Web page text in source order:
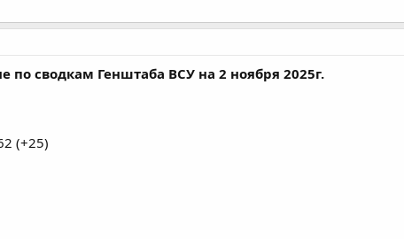
по сводкам Генштаба ВСУ на 2 ноября 2025г.
(+25)